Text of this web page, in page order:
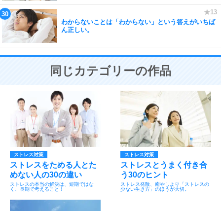
わからないことは「わからない」という答えがいちば
ん正しい。
同じカテゴリーの作品
ストレス対策
ストレスをためる人とた
めない人の30の違い
ストレスの本当の解決は、短期ではな
く、長期で考えること！
ストレス対策
ストレスとうまく付き合
う30のヒント
ストレス発散、癒やしより「ストレスの
少ない生き方」のほうが大切。